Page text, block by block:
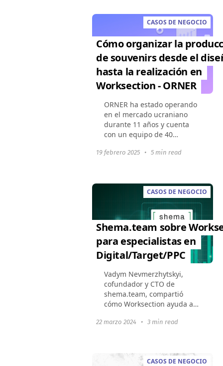
CASOS DE NEGOCIO
Cómo organizar la
de souvenirs desde el
hasta la realización en
Worksection - ORNER
ORNER ha estado operando
en el mercado ucraniano
durante 11 años y cuenta
con un equipo de 40
diseñadores, mercadólogos,
empresa...
19 febrero 2025 • 5 min read
CASOS DE NEGOCIO
Shema.team sobre
para especialistas en
Digital/Target/PPC
Vadym Nevmerzhytskyi,
cofundador y CTO de
shema.team, compartió
cómo Worksection ayuda a
equipo de especialistas en
de la...
22 marzo 2024 • 3 min read
CASOS DE NEGOCIO